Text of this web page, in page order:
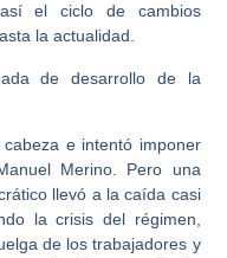
el ciclo de cambios
la actualidad.
de desarrollo de la
e intentó imponer
Merino. Pero una
llevó a la caída casi
la crisis del régimen,
de los trabajadores y